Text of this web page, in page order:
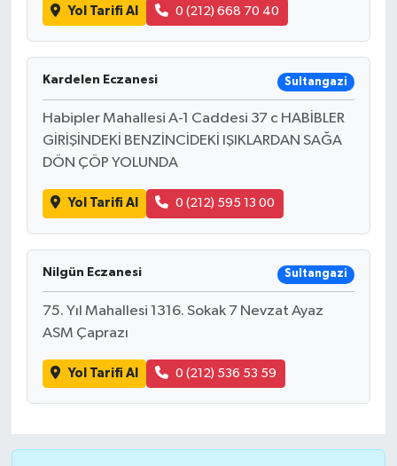
Yol Tarifi Al 0 (212) 668 70 40
Kardelen Eczanesi Sultangazi
Habipler Mahallesi A-1 Caddesi 37 c HABİBLER
GİRİŞİNDEKİ BENZİNCİDEKİ IŞIKLARDAN SAĞA
DÖN ÇÖP YOLUNDA
Yol Tarifi Al 0 (212) 595 13 00
Nilgün Eczanesi Sultangazi
75. Yıl Mahallesi 1316. Sokak 7 Nevzat Ayaz
ASM Çaprazı
Yol Tarifi Al 0 (212) 536 53 59
SPOR
TEKNOLOJİ
YAŞAM
YEREL
AFYONKARAHİSAR